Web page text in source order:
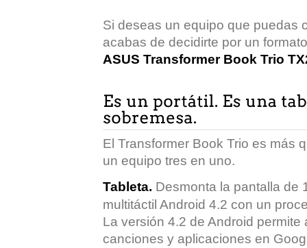
Si deseas un equipo que puedas
acabas de decidirte por un
ASUS Transformer Book Trio
El Transformer Book Trio es más
un equipo tres en uno.
Tableta. Desmonta la pantalla de
multitáctil Android 4.2 con un
La versión 4.2 de Android
canciones y aplicaciones en